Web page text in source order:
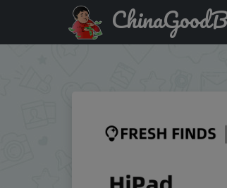
Паридбати з промокодом $3/$100